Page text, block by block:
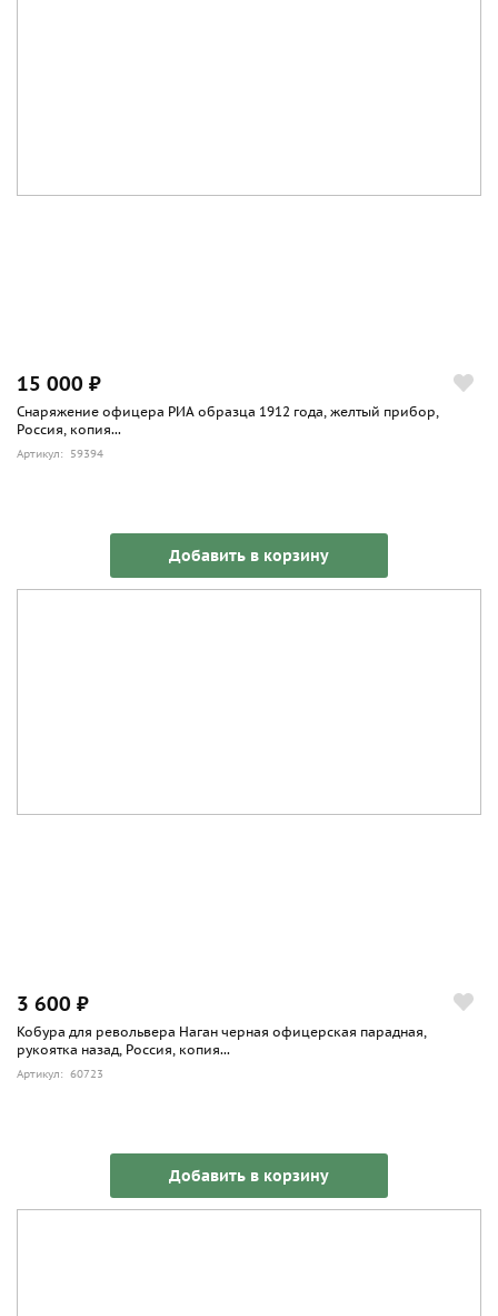
15 000 ₽
Снаряжение офицера РИА образца 1912 года, желтый прибор,
Россия, копия...
Артикул: 59394
Добавить в корзину
3 600 ₽
Кобура для револьвера Наган черная офицерская парадная,
рукоятка назад, Россия, копия...
Артикул: 60723
Добавить в корзину